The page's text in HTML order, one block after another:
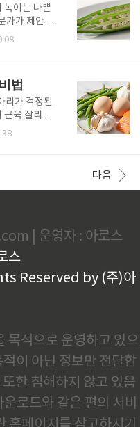
수 있는 계란
상위권인 10
고 단백질 품
흰쌀죽이나
녹이는 나쁜
가가 제안하
전나이가 들
강하다고 믿
이 숨어 있
탕으로 여러
밀을 직접 풀
슘만이 전부
각하시지요?
법
리가 걱정된
근육 살리는
돌렸던 근육
념하곤 하십
어도 다리에
는 상태를 뜻
잠들어 있
는 핵심 아
다음
| 운영자 : 아로스
스
Reserved by (주)아
목적으로 운영하고 있으
이 아닌 정보만 전달합
한 침해하지 않고 있음
로드와 같은 편의 서비